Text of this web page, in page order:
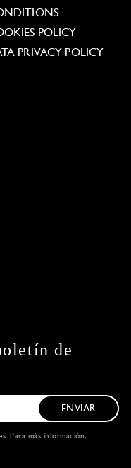
POLICY
PRIVACY POLICY
de
ENVIAR
Para más información,